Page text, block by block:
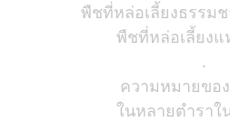
พืชที่หล่อเลี้ยงธรรม
พืชที่หล่อเลี้ยงแ
.
ความหมายขอ
ในหลายตำราใ